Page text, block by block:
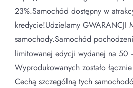
23%.Samochód dostępny w
kredycie!Udzielamy GWARANCJI
samochody.Samochód
limitowanej edycji wydanej na 50
Wyprodukowanych zostało
Cechą szczególną tych